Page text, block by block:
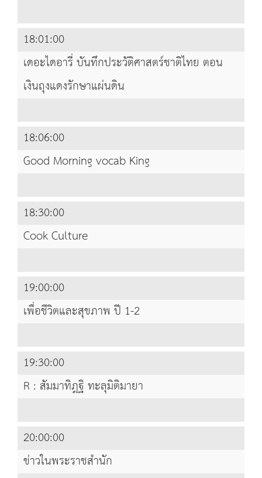
18:01:00
เดอะไดอารี่ บันทึกประวัติศาสตร์ชาติไทย ตอน
เงินถุงแดงรักษาแผ่นดิน
18:06:00
Good Morning vocab King
18:30:00
Cook Culture
19:00:00
เพื่อชีวิตและสุขภาพ ปี 1-2
19:30:00
R : สัมมาทิฎฐิ ทะลุมิติมายา
20:00:00
ข่าวในพระราชสำนัก